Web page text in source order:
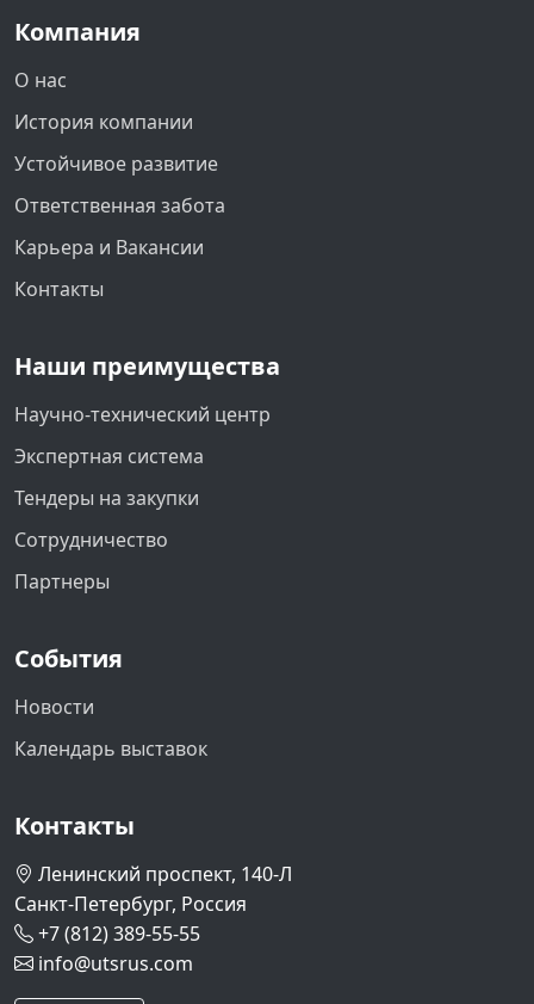
Компания
О нас
История компании
Устойчивое развитие
Ответственная забота
Карьера и Вакансии
Контакты
Наши преимущества
Научно-технический центр
Экспертная система
Тендеры на закупки
Сотрудничество
Партнеры
События
Новости
Календарь выставок
Контакты
Ленинский проспект, 140-Л
Санкт-Петербург, Россия
+7 (812) 389-55-55
info@utsrus.com